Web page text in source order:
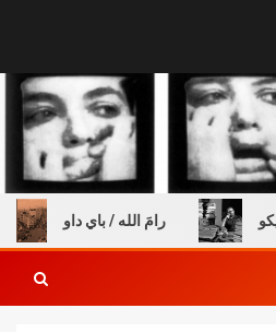
رامَ الله / باي داو